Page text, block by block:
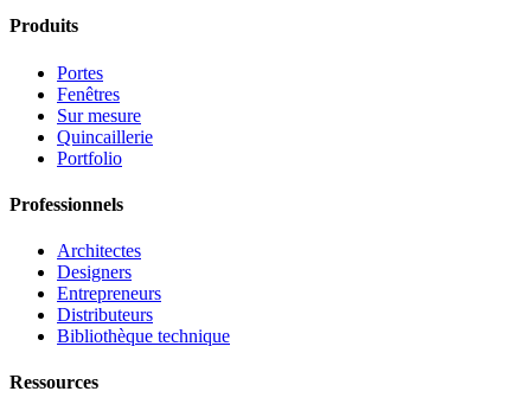
Produits
Portes
Fenêtres
Sur mesure
Quincaillerie
Portfolio
Professionnels
Architectes
Designers
Entrepreneurs
Distributeurs
Bibliothèque technique
Ressources